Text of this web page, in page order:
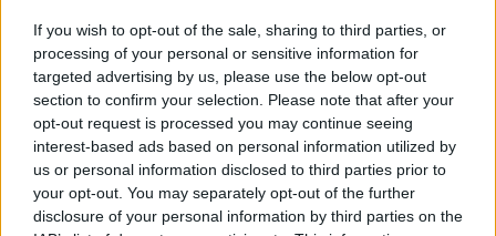
If you wish to opt-out of the sale, sharing to third parties, or
processing of your personal or sensitive information for
targeted advertising by us, please use the below opt-out
section to confirm your selection. Please note that after your
opt-out request is processed you may continue seeing
interest-based ads based on personal information utilized by
us or personal information disclosed to third parties prior to
your opt-out. You may separately opt-out of the further
disclosure of your personal information by third parties on the
LEGFRISSEBB
Minka 14. rész